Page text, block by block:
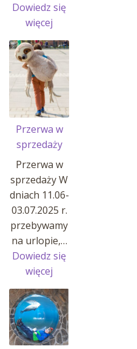
Dowiedz się
więcej
MANATY
W
AFRYKARIUM
!
Przerwa w
sprzedaży
Przerwa w
sprzedaży W
dniach 11.06-
03.07.2025 r.
przebywamy
na urlopie,…
Dowiedz się
więcej
Przerwa
w
sprzedaży